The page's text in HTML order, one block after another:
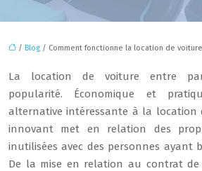
/ Blog / Comment fonctionne la location de
La location de voiture entre
popularité. Économique et
alternative intéressante à la location
innovant met en relation des
inutilisées avec des personnes ayant
De la mise en relation au contrat